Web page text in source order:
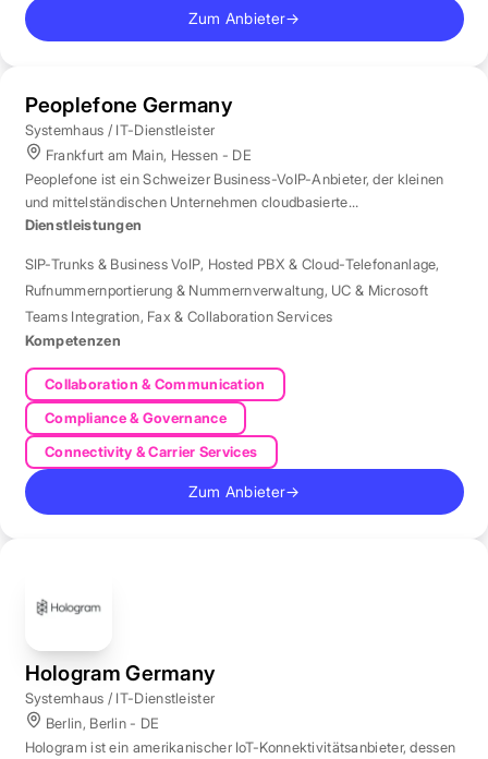
Zum Anbieter→
Peoplefone Germany
Systemhaus / IT-Dienstleister
Frankfurt am Main, Hessen - DE
Peoplefone ist ein Schweizer Business-VoIP-Anbieter, der kleinen
und mittelständischen Unternehmen cloudbasierte
Telefonielösungen bietet.
Dienstleistungen
SIP-Trunks & Business VoIP, Hosted PBX & Cloud-Telefonanlage,
Rufnummernportierung & Nummernverwaltung, UC & Microsoft
Teams Integration, Fax & Collaboration Services
Kompetenzen
Collaboration & Communication
Compliance & Governance
Connectivity & Carrier Services
Zum Anbieter→
Hologram Germany
Systemhaus / IT-Dienstleister
Berlin, Berlin - DE
Hologram ist ein amerikanischer IoT-Konnektivitätsanbieter, dessen